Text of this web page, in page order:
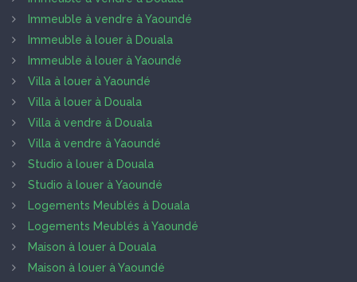
Immeuble à vendre à Yaoundé
Immeuble à louer à Douala
Immeuble à louer à Yaoundé
Villa à louer à Yaoundé
Villa à louer à Douala
Villa à vendre à Douala
Villa à vendre à Yaoundé
Studio à louer à Douala
Studio à louer à Yaoundé
Logements Meublés à Douala
Logements Meublés à Yaoundé
Maison à louer à Douala
Maison à louer à Yaoundé